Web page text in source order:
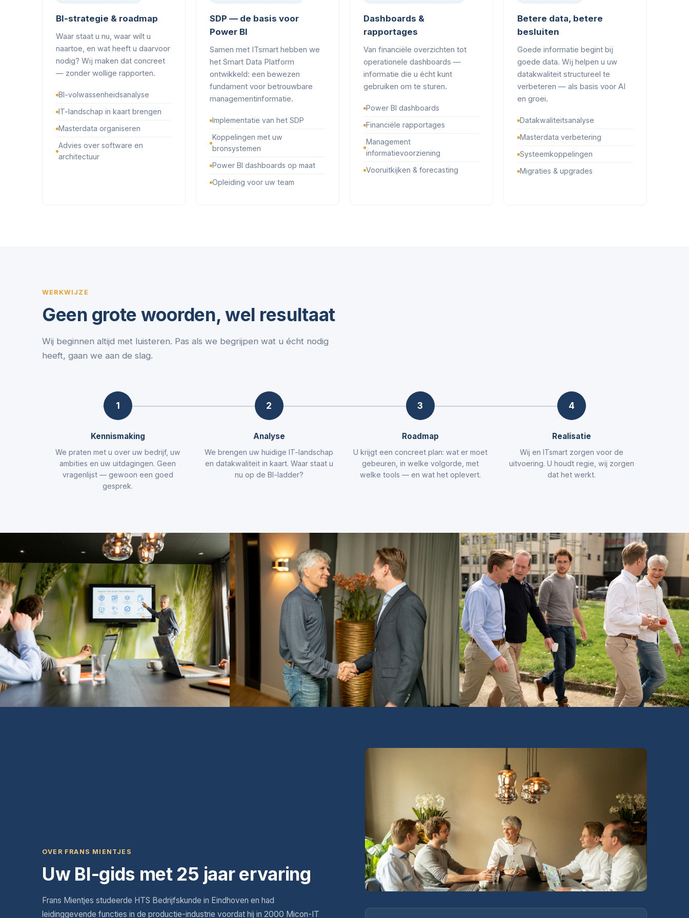
BI-strategie & roadmap
Waar staat u nu, waar wilt u
naartoe, en wat heeft u daarvoor
nodig? Wij maken dat concreet
— zonder wollige rapporten.
BI-volwassenheidsanalyse
IT-landschap in kaart brengen
Masterdata organiseren
Advies over software en
architectuur
SDP — de basis voor
Power BI
Samen met ITsmart hebben we
het Smart Data Platform
ontwikkeld: een bewezen
fundament voor betrouwbare
managementinformatie.
Implementatie van het SDP
Koppelingen met uw
bronsystemen
Power BI dashboards op maat
Opleiding voor uw team
Dashboards &
rapportages
Van financiële overzichten tot
operationele dashboards —
informatie die u écht kunt
gebruiken om te sturen.
Power BI dashboards
Financiële rapportages
Management
informatievoorziening
Vooruitkijken & forecasting
Betere data, betere
besluiten
Goede informatie begint bij
goede data. Wij helpen u uw
datakwaliteit structureel te
verbeteren — als basis voor AI
en groei.
Datakwaliteitsanalyse
Masterdata verbetering
Systeemkoppelingen
Migraties & upgrades
WERKWIJZE
Geen grote woorden, wel resultaat
Wij beginnen altijd met luisteren. Pas als we begrijpen wat u écht nodig
heeft, gaan we aan de slag.
1
Kennismaking
We praten met u over uw bedrijf, uw
ambities en uw uitdagingen. Geen
vragenlijst — gewoon een goed
gesprek.
2
Analyse
We brengen uw huidige IT-landschap
en datakwaliteit in kaart. Waar staat u
nu op de BI-ladder?
3
Roadmap
U krijgt een concreet plan: wat er moet
gebeuren, in welke volgorde, met
welke tools — en wat het oplevert.
4
Realisatie
Wij en ITsmart zorgen voor de
uitvoering. U houdt regie, wij zorgen
dat het werkt.
OVER FRANS MIENTJES
Uw BI-gids met 25 jaar ervaring
Frans Mientjes studeerde HTS Bedrijfskunde in Eindhoven en had
leidinggevende functies in de productie-industrie voordat hij in 2000 Micon-IT